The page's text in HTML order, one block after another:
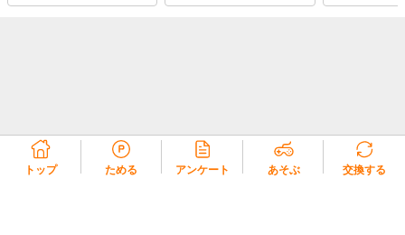
トップ ためる アンケート あそぶ 交換する